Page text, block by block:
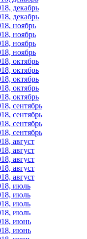
декабрь
декабрь
ноябрь
ноябрь
ноябрь
ноябрь
октябрь
октябрь
октябрь
октябрь
октябрь
сентябрь
сентябрь
сентябрь
сентябрь
август
август
август
август
август
июль
июль
июль
июль
июнь
июнь